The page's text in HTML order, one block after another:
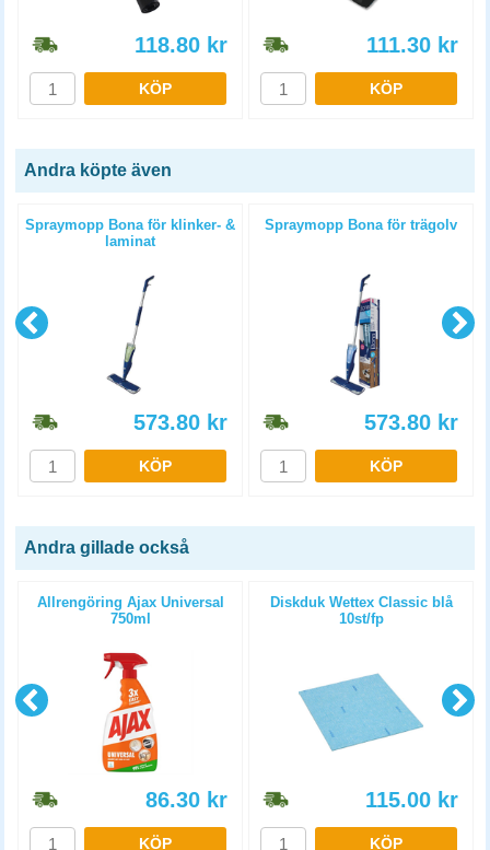
118.80 kr
KÖP
111.30 kr
KÖP
Andra köpte även
Spraymopp Bona för klinker- &
laminat
573.80 kr
KÖP
Spraymopp Bona för trägolv
573.80 kr
KÖP
Andra gillade också
Allrengöring Ajax Universal
750ml
86.30 kr
KÖP
Diskduk Wettex Classic blå
10st/fp
115.00 kr
KÖP